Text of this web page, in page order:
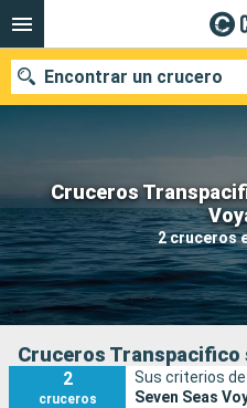
Cruceros
2 cruceros
Encontrar un crucero
Nuestros destinos
Fecha de salida
Puertos
Cruceros Transpacifico
2
cruceros
Sus criterios
Seven Seas